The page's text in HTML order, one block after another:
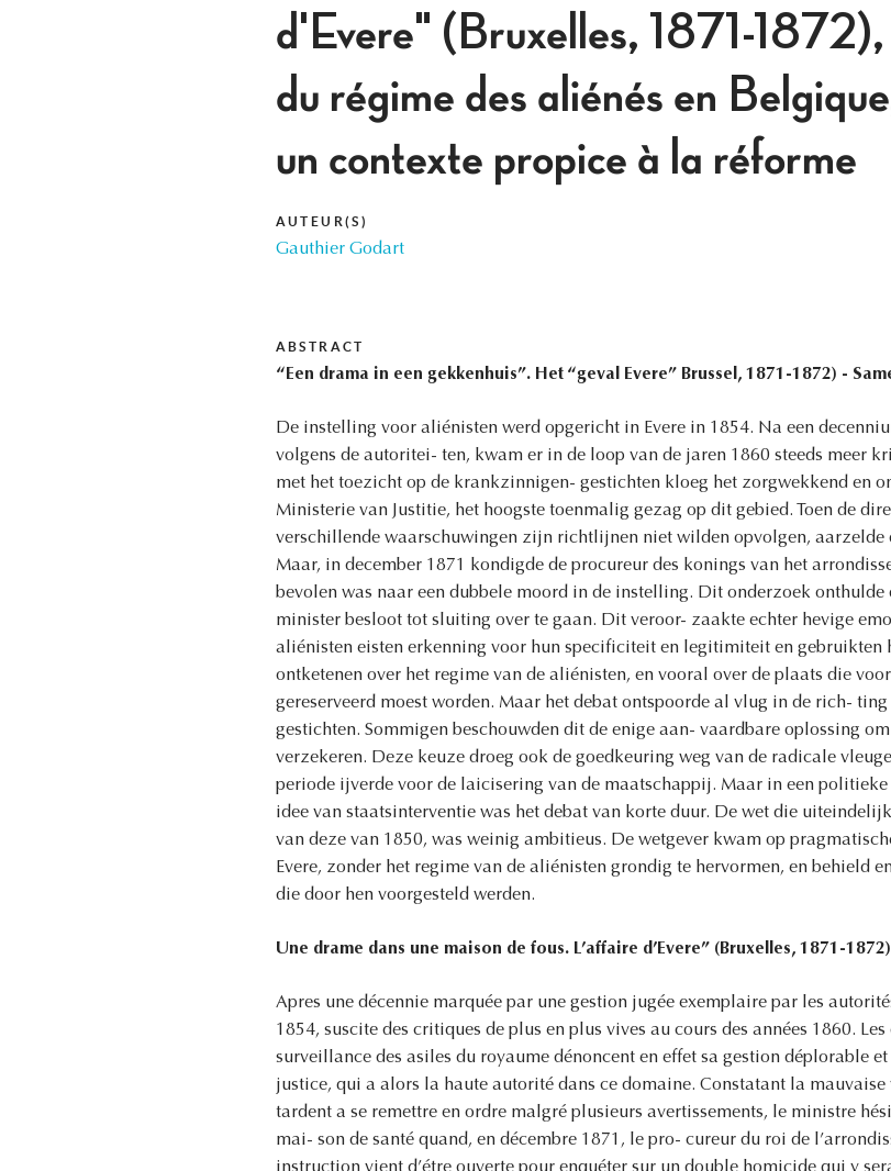
d'Evere" (Bruxelles, 1871-1872),
du régime des aliénés en
un contexte propice à la réforme
AUTEUR(S)
Gauthier Godart
ABSTRACT
“Een drama in een gekkenhuis”. Het “geval Evere” Brussel, 1871-1872) -
De instelling voor aliénisten werd opgericht in Evere in 1854. Na een
volgens de autoritei- ten, kwam er in de loop van de jaren 1860 steeds meer
met het toezicht op de krankzinnigen- gestichten kloeg het zorgwekkend en
Ministerie van Justitie, het hoogste toenmalig gezag op dit gebied. Toen de
verschillende waarschuwingen zijn richtlijnen niet wilden opvolgen,
Maar, in december 1871 kondigde de procureur des konings van het
bevolen was naar een dubbele moord in de instelling. Dit onderzoek onthulde
minister besloot tot sluiting over te gaan. Dit veroor- zaakte echter hevige
aliénisten eisten erkenning voor hun specificiteit en legitimiteit en gebruikten
ontketenen over het regime van de aliénisten, en vooral over de plaats die
gereserveerd moest worden. Maar het debat ontspoorde al vlug in de rich-
gestichten. Sommigen beschouwden dit de enige aan- vaardbare oplossing
verzekeren. Deze keuze droeg ook de goedkeuring weg van de radicale
periode ijverde voor de laicisering van de maatschappij. Maar in een
idee van staatsinterventie was het debat van korte duur. De wet die
van deze van 1850, was weinig ambitieus. De wetgever kwam op
Evere, zonder het regime van de aliénisten grondig te hervormen, en behield
die door hen voorgesteld werden.
Une drame dans une maison de fous. L’affaire d’Evere” (Bruxelles, 1871-
Apres une décennie marquée par une gestion jugée exemplaire par les
1854, suscite des critiques de plus en plus vives au cours des années 1860.
surveillance des asiles du royaume dénoncent en effet sa gestion déplorable
justice, qui a alors la haute autorité dans ce domaine. Constatant la mauvaise
tardent a se remettre en ordre malgré plusieurs avertissements, le ministre
mai- son de santé quand, en décembre 1871, le pro- cureur du roi de